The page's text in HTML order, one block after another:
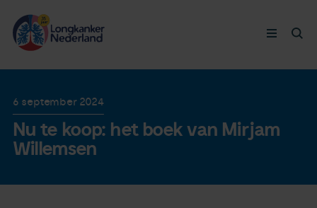
Longkanker
Leven met
6 september 2024
Nu te koop: het boek van Mirjam
Willemsen